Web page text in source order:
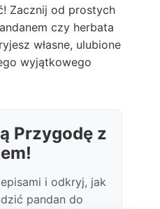
Zacznij od prostych
czy herbata
własne, ulubione
wyjątkowego
Przygodę z
i odkryj, jak
pandan do